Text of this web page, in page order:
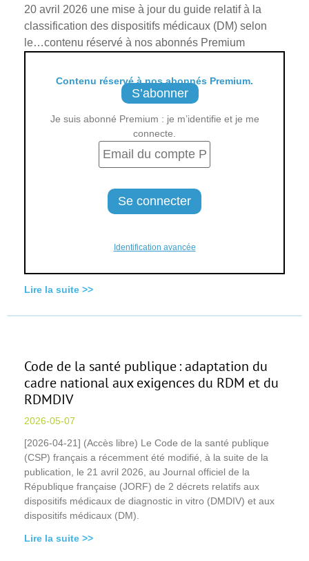
20 avril 2026 une mise à jour du guide relatif à la
classification des dispositifs médicaux (DM) selon
le…contenu réservé à nos abonnés Premium
Contenu réservé à nos abonnés Premium.
S’abonner
Je suis abonné Premium : je m’identifie et je me
connecte.
Identification avancée
Lire la suite >>
Code de la santé publique : adaptation du
cadre national aux exigences du RDM et du
RDMDIV
2026-05-07
[2026-04-21] (Accès libre) Le Code de la santé publique
(CSP) français a récemment été modifié, à la suite de la
publication, le 21 avril 2026, au Journal officiel de la
République française (JORF) de 2 décrets relatifs aux
dispositifs médicaux de diagnostic in vitro (DMDIV) et aux
dispositifs médicaux (DM).
Lire la suite >>